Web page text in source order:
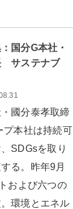
国分G本社・
サステナブ
國分泰孝取締
本社は持続可
SDGsを取り
る。昨年9月
および六つの
環境とエネル